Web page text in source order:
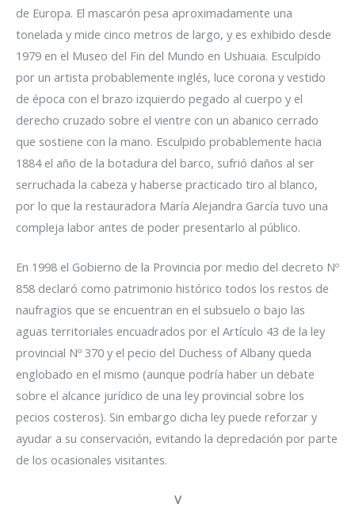
de Europa. El mascarón pesa aproximadamente una
tonelada y mide cinco metros de largo, y es exhibido desde
1979 en el Museo del Fin del Mundo en Ushuaia. Esculpido
por un artista probablemente inglés, luce corona y vestido
de época con el brazo izquierdo pegado al cuerpo y el
derecho cruzado sobre el vientre con un abanico cerrado
que sostiene con la mano. Esculpido probablemente hacia
1884 el año de la botadura del barco, sufrió daños al ser
serruchada la cabeza y haberse practicado tiro al blanco,
por lo que la restauradora María Alejandra García tuvo una
compleja labor antes de poder presentarlo al público.
En 1998 el Gobierno de la Provincia por medio del decreto Nº
858 declaró como patrimonio histórico todos los restos de
naufragios que se encuentran en el subsuelo o bajo las
aguas territoriales encuadrados por el Artículo 43 de la ley
provincial Nº 370 y el pecio del Duchess of Albany queda
englobado en el mismo (aunque podría haber un debate
sobre el alcance jurídico de una ley provincial sobre los
pecios costeros). Sin embargo dicha ley puede reforzar y
ayudar a su conservación, evitando la depredación por parte
de los ocasionales visitantes.
V